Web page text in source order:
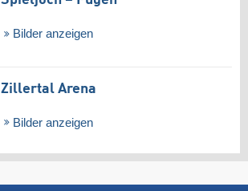
Bilder anzeigen
Zillertal Arena
Bilder anzeigen